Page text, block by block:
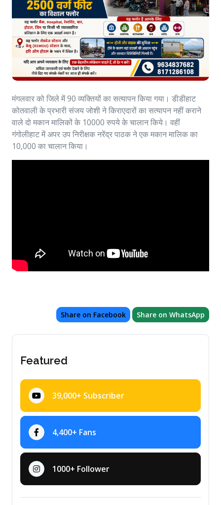
मंगलवार को जिले में 90 व्यक्तियों का सत्यापन किया गया। डीडीहाट
कोतवाली के प्रभारी संजय जोशी ने किराएदारों का सत्यापन नहीं कराने
वाले दो मकान मालिकों के 10000 रुपये के चालान किये। वहीं
गंगोलीहाट में अपर उप निरीक्षक नरेंद्र पाठक ने एक मकान मालिक का
10,000 का चालान किया।
Share on Facebook Share on WhatsApp
Featured
39,000+ Subscriber
4,400+ Fans
1000+ Follower